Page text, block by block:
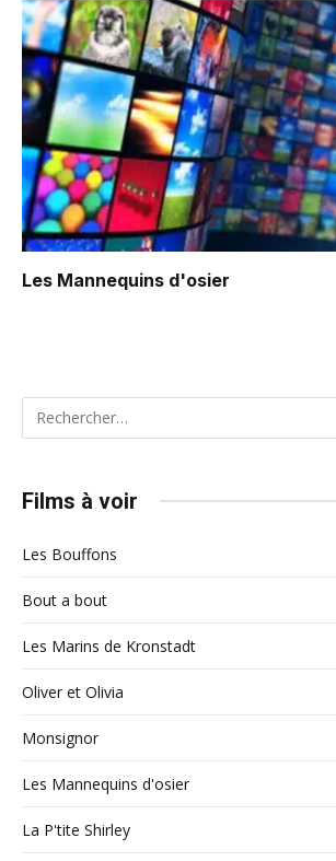
Les Mannequins d'osier
Films à voir
Les Bouffons
Bout a bout
Les Marins de Kronstadt
Oliver et Olivia
Monsignor
Les Mannequins d'osier
La P'tite Shirley